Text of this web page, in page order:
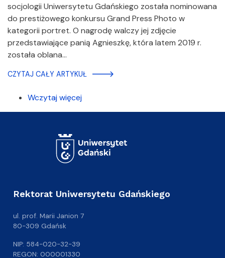
socjologii Uniwersytetu Gdańskiego została nominowana
do prestiżowego konkursu Grand Press Photo w
kategorii portret. O nagrodę walczy jej zdjęcie
przedstawiające panią Agnieszkę, która latem 2019 r.
została oblana…
CZYTAJ CAŁY ARTYKUŁ
Wczytaj więcej
Rektorat Uniwersytetu Gdańskiego
ul. prof. Marii Janion 7
80-309 Gdańsk
NIP: 584-020-32-39
REGON: 000001330